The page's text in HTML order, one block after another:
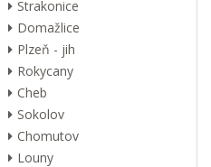
Strakonice
Domažlice
Plzeň - jih
Rokycany
Cheb
Sokolov
Chomutov
Louny